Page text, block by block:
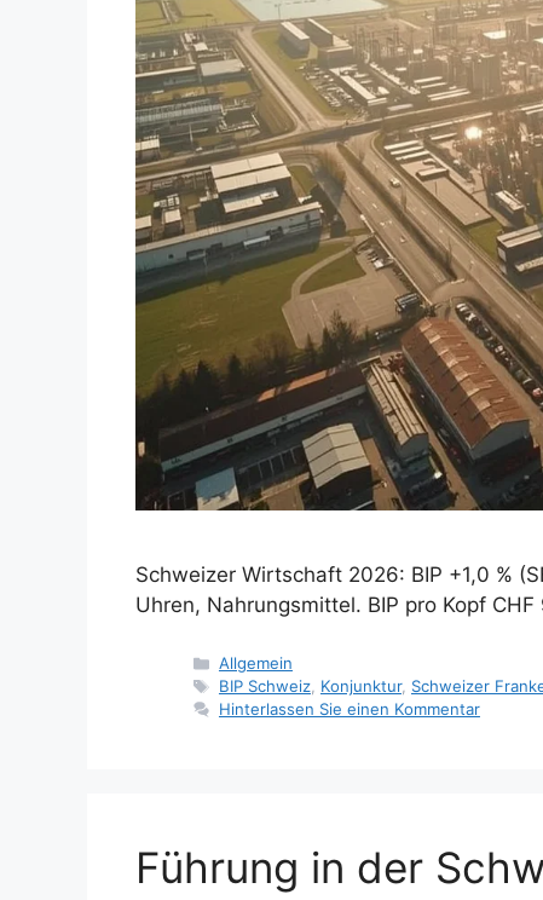
Schweizer Wirtschaft 2026: BIP +1,0 %
Uhren, Nahrungsmittel. BIP pro Kopf CHF
Kategorien
Allgemein
Tags
BIP Schweiz, Konjunktur, Schweizer
Hinterlassen Sie einen Kommentar
Führung in der